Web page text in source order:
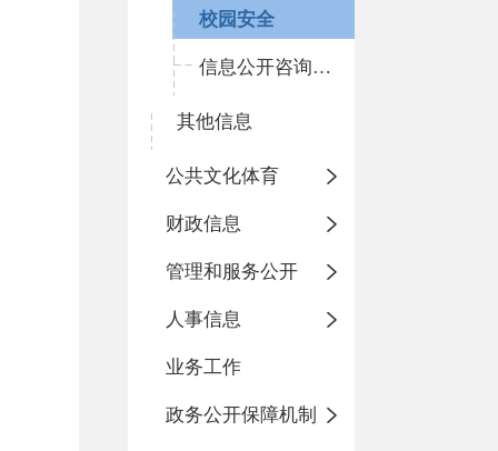
校园安全
信息公开咨询指南
其他信息
公共文化体育
财政信息
管理和服务公开
人事信息
业务工作
政务公开保障机制